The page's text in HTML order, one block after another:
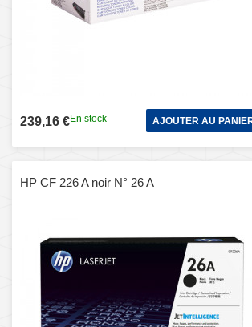
239,16 €En stock AJOUTER AU
HP CF 226 A noir N° 26 A